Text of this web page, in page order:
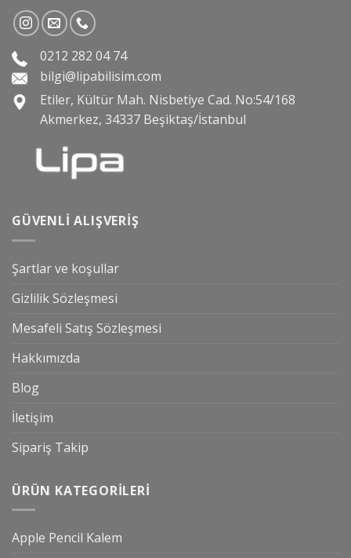
0212 282 04 74
bilgi@lipabilisim.com
Etiler, Kültür Mah. Nisbetiye Cad. No:54/168
Akmerkez, 34337 Beşiktaş/İstanbul
GÜVENLI ALIŞVERIŞ
Şartlar ve koşullar
Gizlilik Sözleşmesi
Mesafeli Satış Sözleşmesi
Hakkımızda
Blog
İletişim
Sipariş Takip
ÜRÜN KATEGORILERI
Apple Pencil Kalem